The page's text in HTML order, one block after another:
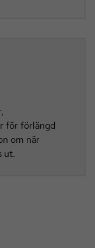
för förlängd
om när
ut.